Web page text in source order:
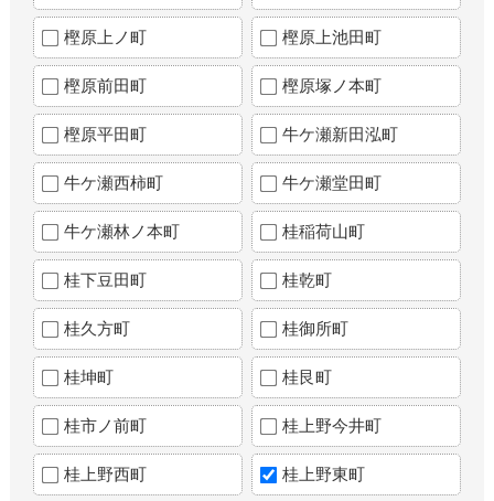
樫原上ノ町 樫原上池田町
樫原前田町 樫原塚ノ本町
樫原平田町 牛ケ瀬新田泓町
牛ケ瀬西柿町 牛ケ瀬堂田町
牛ケ瀬林ノ本町 桂稲荷山町
桂下豆田町 桂乾町
桂久方町 桂御所町
桂坤町 桂艮町
桂市ノ前町 桂上野今井町
桂上野西町 桂上野東町